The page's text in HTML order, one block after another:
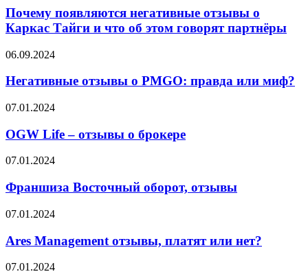
негативные
отзывы
о
Тайги
что
этом
партнёры
Почему появляются негативные отзывы о
Каркас Тайги и что об этом говорят партнёры
Негативные
о
правда
миф?
06.09.2024
Негативные отзывы о PMGO: правда или миф?
OGW
–
отзывы
о
07.01.2024
OGW Life – отзывы о брокере
Франшиза
оборот,
отзывы
07.01.2024
Франшиза Восточный оборот, отзывы
Ares
отзывы,
платят
или
07.01.2024
Ares Management отзывы, платят или нет?
GuardCapital
07.01.2024